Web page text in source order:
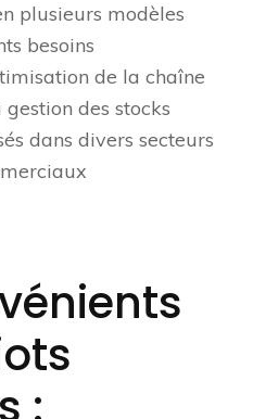
plusieurs modèles
besoins
de la chaîne
des stocks
dans divers secteurs